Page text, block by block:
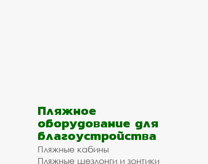
Пляжное
оборудование для
благоустройства
Пляжные кабины
Пляжные шезлонги и зонтики